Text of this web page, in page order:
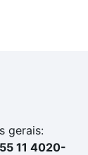
gerais:
11 4020-